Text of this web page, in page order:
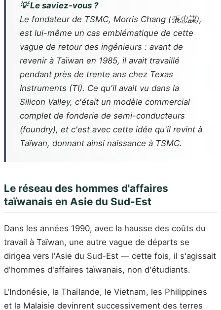
💡 Le saviez-vous ?
Le fondateur de TSMC, Morris Chang (張忠謀),
est lui-même un cas emblématique de cette
vague de retour des ingénieurs : avant de
revenir à Taïwan en 1985, il avait travaillé
pendant près de trente ans chez Texas
Instruments (TI). Ce qu'il avait vu dans la
Silicon Valley, c'était un modèle commercial
complet de fonderie de semi-conducteurs
(foundry), et c'est avec cette idée qu'il revint à
Taïwan, donnant ainsi naissance à TSMC.
Le réseau des hommes d'affaires
taïwanais en Asie du Sud-Est
Dans les années 1990, avec la hausse des coûts du
travail à Taïwan, une autre vague de départs se
dirigea vers l'Asie du Sud-Est — cette fois, il s'agissait
d'hommes d'affaires taïwanais, non d'étudiants.
L'Indonésie, la Thaïlande, le Vietnam, les Philippines
et la Malaisie devinrent successivement des terres